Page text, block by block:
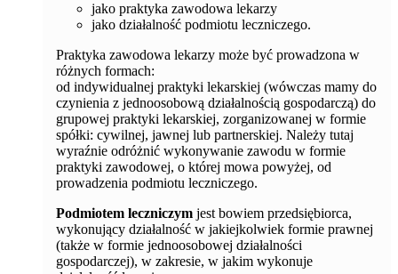
jako praktyka zawodowa lekarzy
jako działalność podmiotu leczniczego.
Praktyka zawodowa lekarzy może być prowadzona w
różnych formach:
od indywidualnej praktyki lekarskiej (wówczas mamy do
czynienia z jednoosobową działalnością gospodarczą) do
grupowej praktyki lekarskiej, zorganizowanej w formie
spółki: cywilnej, jawnej lub partnerskiej. Należy tutaj
wyraźnie odróżnić wykonywanie zawodu w formie
praktyki zawodowej, o której mowa powyżej, od
prowadzenia podmiotu leczniczego.
Podmiotem leczniczym jest bowiem przedsiębiorca,
wykonujący działalność w jakiejkolwiek formie prawnej
(także w formie jednoosobowej działalności
gospodarczej), w zakresie, w jakim wykonuje